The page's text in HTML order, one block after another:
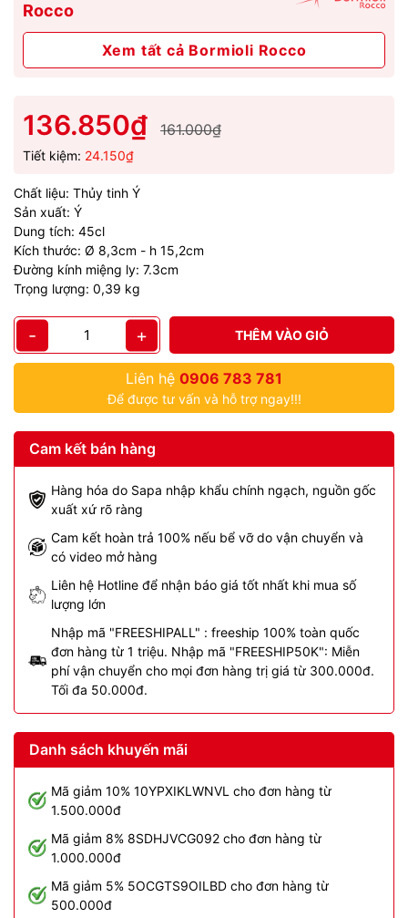
Rocco
Xem tất cả Bormioli Rocco
136.850₫ 161.000₫
Tiết kiệm: 24.150₫
Chất liệu: Thủy tinh Ý
Sản xuất: Ý
Dung tích: 45cl
Kích thước: Ø 8,3cm - h 15,2cm
Đường kính miệng ly: 7.3cm
Trọng lượng: 0,39 kg
- + THÊM VÀO GIỎ
Liên hệ 0906 783 781
Để được tư vấn và hỗ trợ ngay!!!
Cam kết bán hàng
Hàng hóa do Sapa nhập khẩu chính ngạch, nguồn gốc
xuất xứ rõ ràng
Cam kết hoàn trả 100% nếu bể vỡ do vận chuyển và
có video mở hàng
Liên hệ Hotline để nhận báo giá tốt nhất khi mua số
lượng lớn
Nhập mã "FREESHIPALL" : freeship 100% toàn quốc
đơn hàng từ 1 triệu. Nhập mã "FREESHIP50K": Miễn
phí vận chuyển cho mọi đơn hàng trị giá từ 300.000đ.
Tối đa 50.000đ.
Danh sách khuyến mãi
Mã giảm 10% 10YPXIKLWNVL cho đơn hàng từ
1.500.000đ
Mã giảm 8% 8SDHJVCG092 cho đơn hàng từ
1.000.000đ
Mã giảm 5% 5OCGTS9OILBD cho đơn hàng từ
500.000đ